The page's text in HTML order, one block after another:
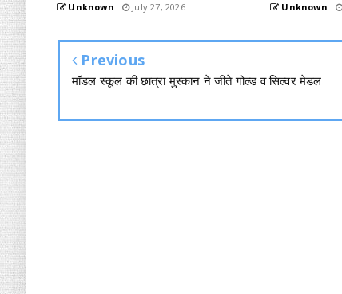
Unknown July 27, 2026 Unknown
Previous
मॉडल स्कूल की छात्रा मुस्कान ने जीते गोल्ड व सिल्वर मेडल